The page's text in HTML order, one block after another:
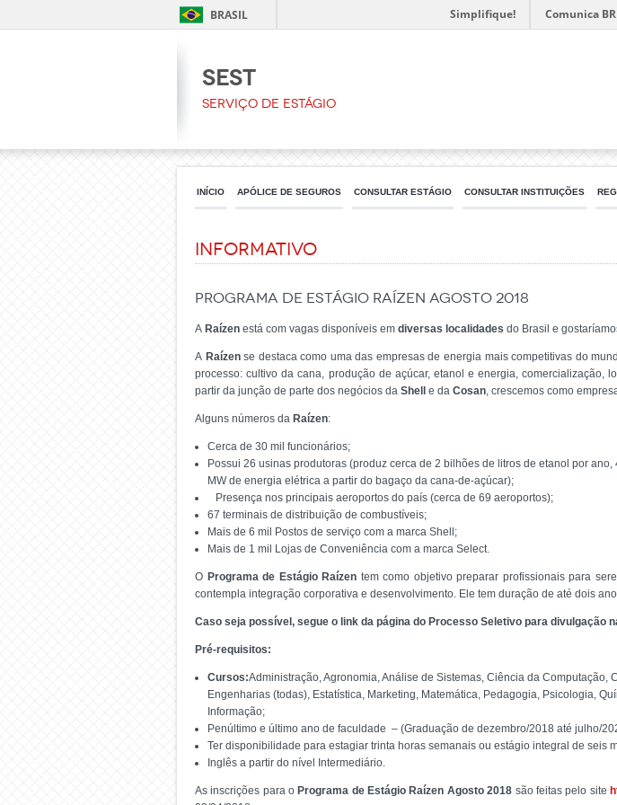
BRASIL Simplifique! Comunica BR
SEST
Serviço de Estágio
INÍCIO APÓLICE DE SEGUROS CONSULTAR ESTÁGIO CONSULTAR INSTITUIÇÕES
Informativo
Programa de Estágio Raízen Agosto 2018
A Raízen está com vagas disponíveis em diversas localidades do Brasil e
A Raízense destaca como uma das empresas de energia mais competitivas do
processo: cultivo da cana, produção de açúcar, etanol e energia,
partir da junção de parte dos negócios da Shell e da Cosan, crescemos como
Alguns números da Raízen:
Cerca de 30 mil funcionários;
Possui 26 usinas produtoras (produz cerca de 2 bilhões de litros de etanol por
MW de energia elétrica a partir do bagaço da cana-de-açúcar);
Presença nos principais aeroportos do país (cerca de 69 aeroportos);
67 terminais de distribuição de combustíveis;
Mais de 6 mil Postos de serviço com a marca Shell;
Mais de 1 mil Lojas de Conveniência com a marca Select.
O Programa de Estágio Raízen tem como objetivo preparar profissionais para
contempla integração corporativa e desenvolvimento. Ele tem duração de até dois
Caso seja possível, segue o link da página do Processo Seletivo para divulgação
Pré-requisitos:
Cursos:Administração, Agronomia, Análise de Sistemas, Ciência da
Engenharias (todas), Estatística, Marketing, Matemática, Pedagogia, Psicologia,
Informação;
Penúltimo e último ano de faculdade – (Graduação de dezembro/2018 até julho/
Ter disponibilidade para estagiar trinta horas semanais ou estágio integral de seis
Inglês a partir do nível Intermediário.
As inscrições para o Programa de Estágio Raízen Agosto 2018 são feitas pelo site